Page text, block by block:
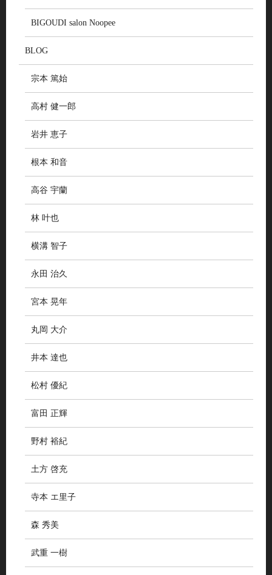
BIGOUDI salon Noopee
BLOG
宗本 篤始
高村 健一郎
岩井 恵子
根本 和音
高谷 宇蘭
林 叶也
横溝 智子
永田 治久
宮本 晃年
丸岡 大介
井本 達也
松村 優紀
富田 正輝
野村 裕紀
土方 啓充
寺本 エ里子
森 秀美
武重 一樹